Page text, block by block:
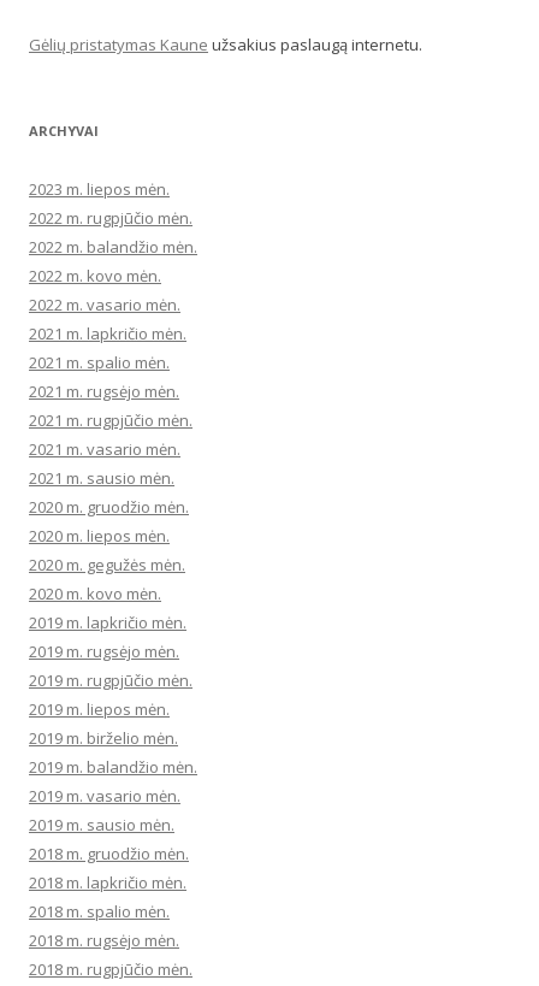
Gėlių pristatymas Kaune užsakius paslaugą internetu.
ARCHYVAI
2023 m. liepos mėn.
2022 m. rugpjūčio mėn.
2022 m. balandžio mėn.
2022 m. kovo mėn.
2022 m. vasario mėn.
2021 m. lapkričio mėn.
2021 m. spalio mėn.
2021 m. rugsėjo mėn.
2021 m. rugpjūčio mėn.
2021 m. vasario mėn.
2021 m. sausio mėn.
2020 m. gruodžio mėn.
2020 m. liepos mėn.
2020 m. gegužės mėn.
2020 m. kovo mėn.
2019 m. lapkričio mėn.
2019 m. rugsėjo mėn.
2019 m. rugpjūčio mėn.
2019 m. liepos mėn.
2019 m. birželio mėn.
2019 m. balandžio mėn.
2019 m. vasario mėn.
2019 m. sausio mėn.
2018 m. gruodžio mėn.
2018 m. lapkričio mėn.
2018 m. spalio mėn.
2018 m. rugsėjo mėn.
2018 m. rugpjūčio mėn.